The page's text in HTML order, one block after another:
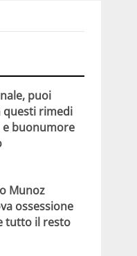
puoi
questi rimedi
buonumore
Munoz
ossessione
tutto il resto